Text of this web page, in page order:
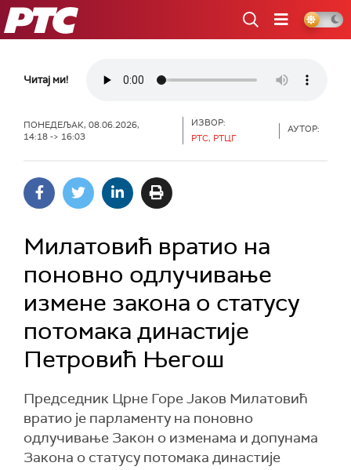
РТС
Читај ми!
ПОНЕДЕЉАК, 08.06.2026,
14:18 -> 16:03
ИЗВОР:
РТС, РТЦГ
АУТОР:
Милатовић вратио на
поновно одлучивање
измене закона о статусу
потомака династије
Петровић Његош
Председник Црне Горе Јаков Милатовић
вратио је парламенту на поновно
одлучивање Закон о изменама и допунама
Закона о статусу потомака династије